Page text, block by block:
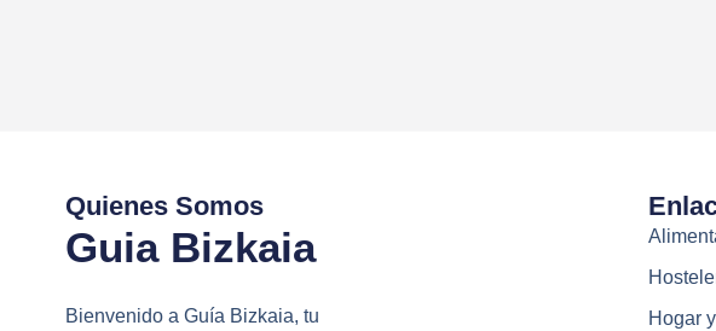
Quienes Somos
Guia Bizkaia
Bienvenido a Guía Bizkaia, tu
Hogar